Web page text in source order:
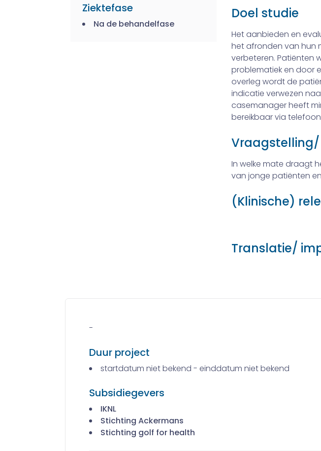
Ziektefase
Na de behandelfase
Doel studie
Het aanbieden en
het afronden van hun
verbeteren. Patiënten
problematiek en door
overleg wordt de
indicatie verwezen
casemanager heeft
bereikbaar via
In welke mate draagt
van jonge patiënten
(Klinische)
Translatie/
-
Duur project
startdatum niet bekend - einddatum niet bekend
Subsidiegevers
IKNL
Stichting Ackermans
Stichting golf for health